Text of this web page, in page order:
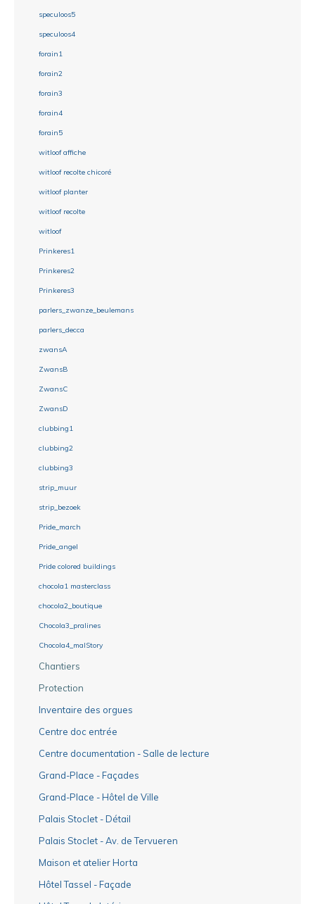
speculoos5
speculoos4
forain1
forain2
forain3
forain4
forain5
witloof affiche
witloof recolte chicoré
witloof planter
witloof recolte
witloof
Prinkeres1
Prinkeres2
Prinkeres3
parlers_zwanze_beulemans
parlers_decca
zwansA
ZwansB
ZwansC
ZwansD
clubbing1
clubbing2
clubbing3
strip_muur
strip_bezoek
Pride_march
Pride_angel
Pride colored buildings
chocola1 masterclass
chocola2_boutique
Chocola3_pralines
Chocola4_malStory
Chantiers
Protection
Inventaire des orgues
Centre doc entrée
Centre documentation - Salle de lecture
Grand-Place - Façades
Grand-Place - Hôtel de Ville
Palais Stoclet - Détail
Palais Stoclet - Av. de Tervueren
Maison et atelier Horta
Hôtel Tassel - Façade